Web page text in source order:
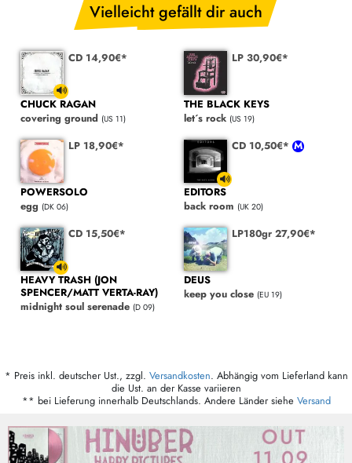
Vielleicht gefällt dir auch
CD 14,90€*
CHUCK RAGAN
covering ground (US 11)
LP 30,90€*
THE BLACK KEYS
let´s rock (US 19)
LP 18,90€*
POWERSOLO
egg (DK 06)
CD 10,50€*
EDITORS
back room (UK 20)
CD 15,50€*
HEAVY TRASH (JON
SPENCER/MATT VERTA-RAY)
midnight soul serenade (D 09)
LP180gr 27,90€*
DEUS
keep you close (EU 19)
* Preis inkl. deutscher Ust., zzgl. Versandkosten. Abhängig vom Lieferland kann
die Ust. an der Kasse variieren
** bei Lieferung innerhalb Deutschlands. Andere Länder siehe Versand